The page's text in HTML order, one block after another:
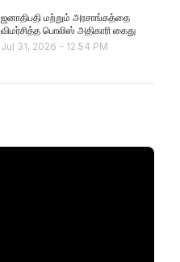
ஜனாதிபதி மற்றும் அரசாங்கத்தை
விமர்சித்த பொலிஸ் அதிகாரி கைது
Jul 31, 2026 - 12:54 PM